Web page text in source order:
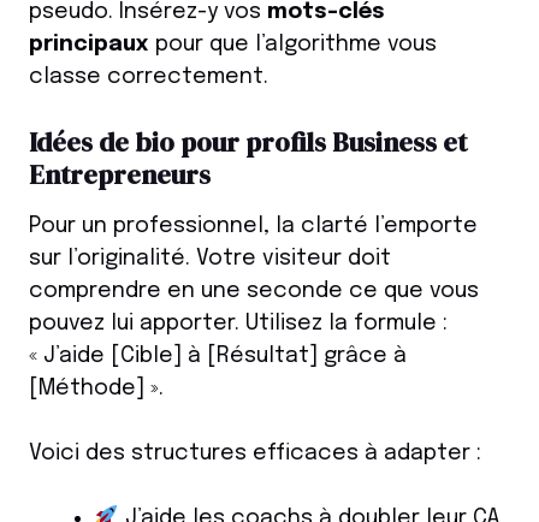
pseudo. Insérez-y vos mots-clés
principaux pour que l’algorithme vous
classe correctement.
Idées de bio pour profils Business et
Entrepreneurs
Pour un professionnel, la clarté l’emporte
sur l’originalité. Votre visiteur doit
comprendre en une seconde ce que vous
pouvez lui apporter. Utilisez la formule :
« J’aide [Cible] à [Résultat] grâce à
[Méthode] ».
Voici des structures efficaces à adapter :